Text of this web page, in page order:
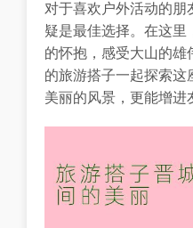
对于喜欢户外活动的朋
疑是最佳选择。在这里
的怀抱，感受大山的雄
的旅游搭子一起探索这
美丽的风景，更能增进